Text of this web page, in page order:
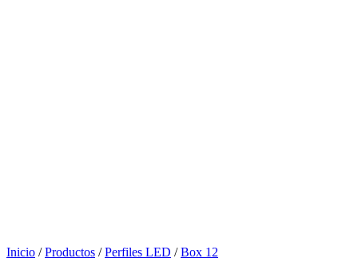
Inicio / Productos / Perfiles LED / Box 12